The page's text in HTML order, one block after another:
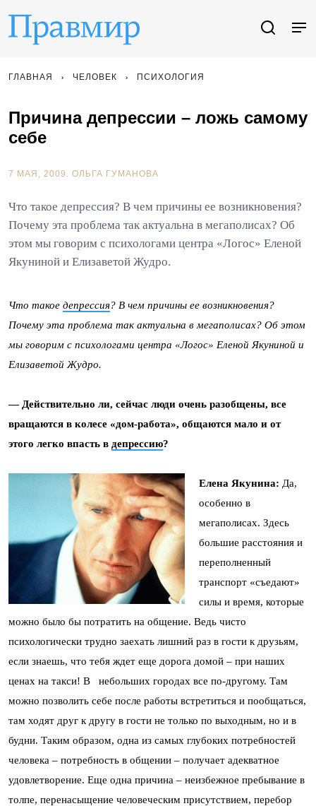
ГЛАВНАЯ ЧЕЛОВЕК ПСИХОЛОГИЯ
Причина депрессии – ложь самому
себе
7 МАЯ, 2009. ОЛЬГА ГУМАНОВА
Что такое депрессия? В чем причины ее возникновения?
Почему эта проблема так актуальна в мегаполисах? Об
этом мы говорим с психологами центра «Логос» Еленой
Якуниной и Елизаветой Жудро.
Что такое депрессия? В чем причины ее возникновения?
Почему эта проблема так актуальна в мегаполисах? Об этом
мы говорим с психологами центра «Логос» Еленой Якуниной и
Елизаветой Жудро.
— Действительно ли, сейчас люди очень разобщены, все
вращаются в колесе «дом-работа», общаются мало и от
этого легко впасть в депрессию?
Елена Якунина: Да,
особенно в
мегаполисах. Здесь
большие расстояния и
переполненный
транспорт «съедают»
силы и время, которые
можно было бы потратить на общение. Ведь чисто
психологически трудно заехать лишний раз в гости к друзьям,
если знаешь, что тебя ждет еще дорога домой – при наших
ценах на такси! В небольших городах все по-другому. Там
можно позволить себе после работы встретиться и пообщаться,
там ходят друг к другу в гости не только по выходным, но и в
будни. Таким образом, одна из самых глубоких потребностей
человека – потребность в общении – получает адекватное
удовлетворение. Еще одна причина – неизбежное пребывание в
толпе, перенасыщение человеческим присутствием, перебор